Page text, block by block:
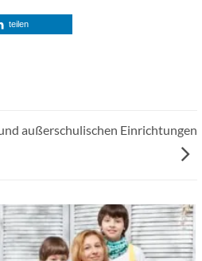
teilen
außerschulischen Einrichtungen